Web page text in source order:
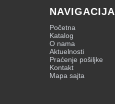
NAVIGACIJA
Početna
Katalog
O nama
Aktuelnosti
Praćenje pošiljke
Kontakt
Mapa sajta